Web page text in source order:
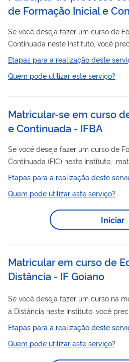
de Formação Inicial e
Se você deseja fazer um curso de
Continuada neste Instituto, você
por meio de processo seletivo.
Etapas para a realização deste
Quem pode utilizar este serviço?
Matricular-se em curso
e Continuada - IFBA
Se você deseja fazer um curso de
Continuada (FIC) neste Instituto,
escolhido por meio deste serviço.
Etapas para a realização deste
Quem pode utilizar este serviço?
Iniciar
Matricular em curso de
Distância - IF Goiano
Se você deseja fazer um curso na
à Distância neste Instituto, você
processo seletivo, matricular-se no
deste serviço.
Etapas para a realização deste
Quem pode utilizar este serviço?